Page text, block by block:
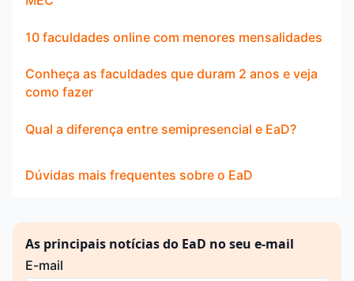
10 faculdades online com menores mensalidades
Conheça as faculdades que duram 2 anos e veja
como fazer
Qual a diferença entre semipresencial e EaD?
Dúvidas mais frequentes sobre o EaD
As principais notícias do EaD no seu e-mail
E-mail